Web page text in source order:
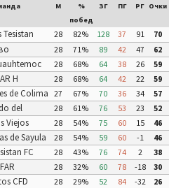
М
%
побед
ЗГ ПГ РГ Очки
Tesistan 28 82% 128 37 91
70
28 71% 89 42 47
62
28 68% 64 38 26
59
H
Gavilanes
II
28 68% 64 42 22
59
de Colima 27 67% 70 36 34
57
del
28 61% 76 53 23
52
Viejos 28 54% 75 60 15
46
de Sayula
28 54% 59 60 -1
46
FC 28 43% 76 74 2
38
28 32% 60 78 -18
30
CFD
28 29% 52 84 -32
26